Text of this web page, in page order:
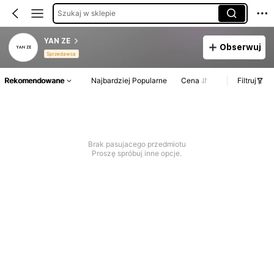
Szukaj w sklepie
YAN ZE
Sprzedawca
Obserwuj
Rekomendowane Najbardziej Popularne Cena Filtruj
Brak pasujacego przedmiotu
Proszę spróbuj inne opcje.